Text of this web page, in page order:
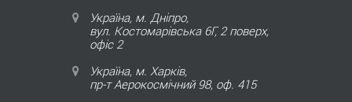
Україна, м. Дніпро,
вул. Костомарівська 6Г, 2 поверх,
офіс 2
Україна, м. Харків,
пр-т Аерокосмічний 98, оф. 415